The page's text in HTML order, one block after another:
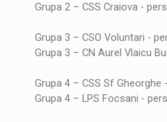
Grupa 2 – CSS Craiova -
Grupa 3 – CSO Voluntari -
Grupa 3 – CN Aurel Vlaicu
Grupa 4 – CSS Sf
Grupa 4 – LPS Focsani -